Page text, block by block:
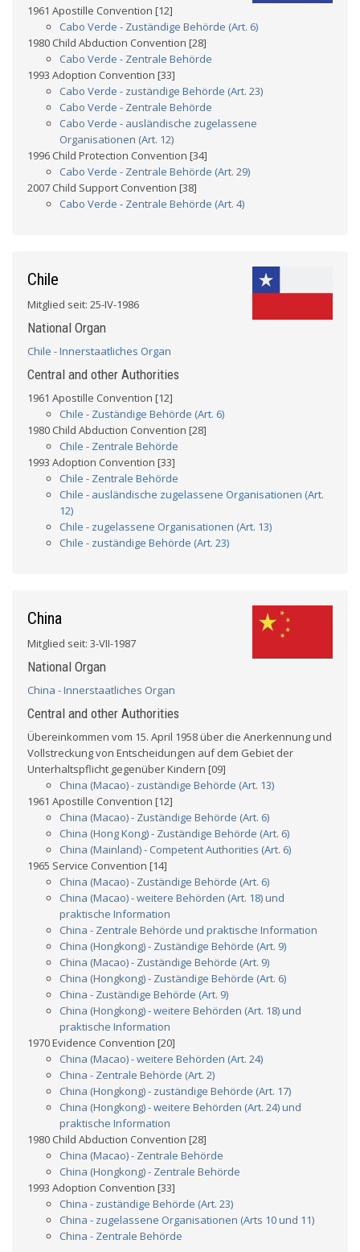
1961 Apostille Convention [12]
Cabo Verde - Zuständige Behörde (Art. 6)
1980 Child Abduction Convention [28]
Cabo Verde - Zentrale Behörde
1993 Adoption Convention [33]
Cabo Verde - zuständige Behörde (Art. 23)
Cabo Verde - Zentrale Behörde
Cabo Verde - ausländische zugelassene
Organisationen (Art. 12)
1996 Child Protection Convention [34]
Cabo Verde - Zentrale Behörde (Art. 29)
2007 Child Support Convention [38]
Cabo Verde - Zentrale Behörde (Art. 4)
Chile
Mitglied seit: 25-IV-1986
National Organ
Chile - Innerstaatliches Organ
Central and other Authorities
1961 Apostille Convention [12]
Chile - Zuständige Behörde (Art. 6)
1980 Child Abduction Convention [28]
Chile - Zentrale Behörde
1993 Adoption Convention [33]
Chile - Zentrale Behörde
Chile - ausländische zugelassene Organisationen (Art.
12)
Chile - zugelassene Organisationen (Art. 13)
Chile - zuständige Behörde (Art. 23)
China
Mitglied seit: 3-VII-1987
National Organ
China - Innerstaatliches Organ
Central and other Authorities
Übereinkommen vom 15. April 1958 über die Anerkennung und
Vollstreckung von Entscheidungen auf dem Gebiet der
Unterhaltspflicht gegenüber Kindern [09]
China (Macao) - zuständige Behörde (Art. 13)
1961 Apostille Convention [12]
China (Macao) - Zuständige Behörde (Art. 6)
China (Hong Kong) - Zuständige Behörde (Art. 6)
China (Mainland) - Competent Authorities (Art. 6)
1965 Service Convention [14]
China (Macao) - Zuständige Behörde (Art. 6)
China (Macao) - weitere Behörden (Art. 18) und
praktische Information
China - Zentrale Behörde und praktische Information
China (Hongkong) - Zuständige Behörde (Art. 9)
China (Macao) - Zuständige Behörde (Art. 9)
China (Hongkong) - Zuständige Behörde (Art. 6)
China - Zuständige Behörde (Art. 9)
China (Hongkong) - weitere Behörden (Art. 18) und
praktische Information
1970 Evidence Convention [20]
China (Macao) - weitere Behörden (Art. 24)
China - Zentrale Behörde (Art. 2)
China (Hongkong) - zuständige Behörde (Art. 17)
China (Hongkong) - weitere Behörden (Art. 24) und
praktische Information
1980 Child Abduction Convention [28]
China (Macao) - Zentrale Behörde
China (Hongkong) - Zentrale Behörde
1993 Adoption Convention [33]
China - zuständige Behörde (Art. 23)
China - zugelassene Organisationen (Arts 10 und 11)
China - Zentrale Behörde